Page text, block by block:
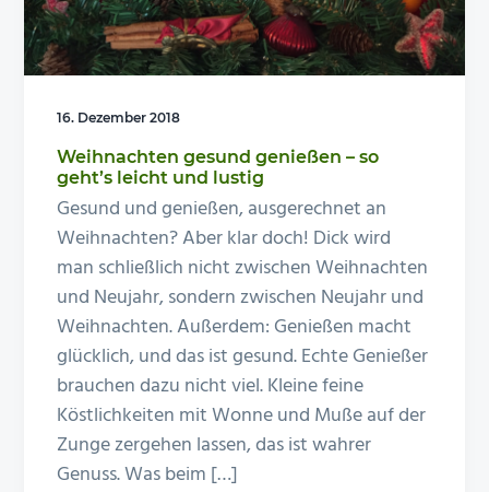
16. Dezember 2018
Weihnachten gesund genießen – so
geht’s leicht und lustig
Gesund und genießen, ausgerechnet an
Weihnachten? Aber klar doch! Dick wird
man schließlich nicht zwischen Weihnachten
und Neujahr, sondern zwischen Neujahr und
Weihnachten. Außerdem: Genießen macht
glücklich, und das ist gesund. Echte Genießer
brauchen dazu nicht viel. Kleine feine
Köstlichkeiten mit Wonne und Muße auf der
Zunge zergehen lassen, das ist wahrer
Genuss. Was beim […]